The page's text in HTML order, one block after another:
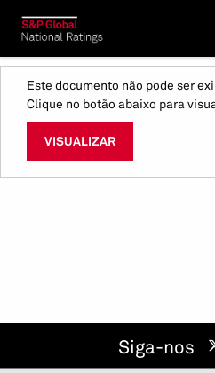
Este documento não pode ser
Clique no botão abaixo para
VISUALIZAR
Siga-nos